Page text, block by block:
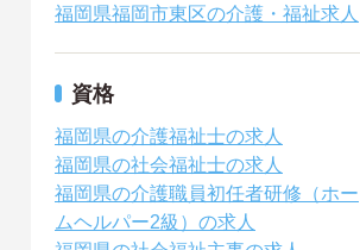
福岡県福岡市東区の介護・福祉求人
資格
福岡県の介護福祉士の求人
福岡県の社会福祉士の求人
福岡県の介護職員初任者研修（ホー
ムヘルパー2級）の求人